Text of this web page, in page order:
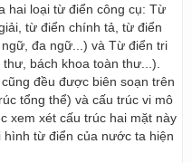
hai loại từ điển công cụ: Từ
từ điển chính tả, từ điển
đa ngữ...) và Từ điển tri
bách khoa toàn thư...).
đều được biên soạn trên
tổng thể) và cấu trúc vi mô
xem xét cấu trúc hai mặt này
từ điển của nước ta hiện